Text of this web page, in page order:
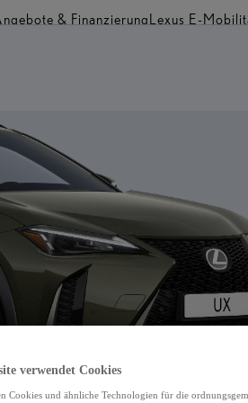
& FinanzierungLexus E-
verwendet Cookies
Cookies und ähnliche Technologien für die